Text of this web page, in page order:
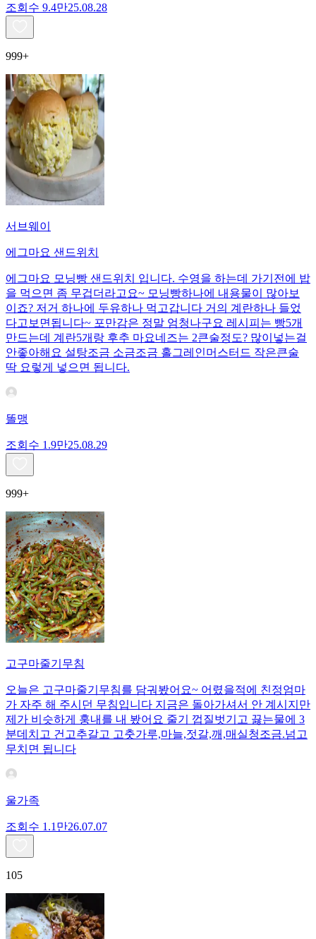
조회수 9.4만25.08.28
999+
서브웨이
에그마요 샌드위치
에그마요 모닝빵 샌드위치 입니다. 수영을 하는데 가기전에 밥
을 먹으면 좀 무겁더라고요~ 모닝빵하나에 내용물이 많아보
이죠? 저거 하나에 두유하나 먹고갑니다 거의 계란하나 들었
다고보면됩니다~ 포만감은 정말 엄청나구요 레시피는 빵5개
만드는데 계란5개랑 후추 마요네즈는 2큰술정도? 많이넣는걸
안좋아해요 설탕조금 소금조금 홀그레인머스터드 작은큰술
딱 요렇게 넣으면 됩니다.
똘맹
조회수 1.9만25.08.29
999+
고구마줄기무침
오늘은 고구마줄기무침를 담궈봤어요~ 어렸을적에 친정엄마
가 자주 해 주시던 무침입니다 지금은 돌아가셔서 안 계시지만
제가 비슷하게 훙내를 내 봤어요 줄기 껍질벗기고 끓는물에 3
분데치고 건고추갈고 고춧가루,마늘,젓갈,깨,매실청조금.넘고
무치면 됩니다
울가족
조회수 1.1만26.07.07
105